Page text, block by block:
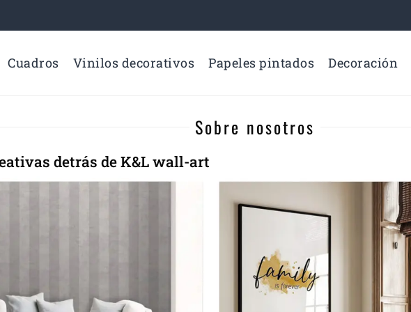
Cuadros Vinilos decorativos Papeles pintados Decoración
Sobre nosotros
detrás de K&L wall-art